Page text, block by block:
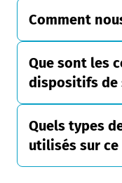
Comment
Que sont les
dispositifs de
Quels types
utilisés sur